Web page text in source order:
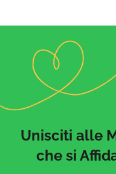
Unisciti alle
che si